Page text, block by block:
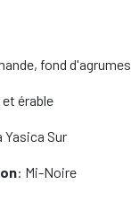
fond d'agrumes
érable
Yasica Sur
: Mi-Noire